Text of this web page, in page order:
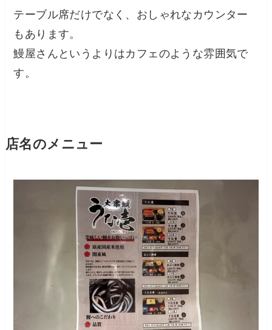
テーブル席だけでなく、おしゃれなカウンター
もあります。
鰻屋さんというよりはカフェのような雰囲気で
す。
店名のメニュー